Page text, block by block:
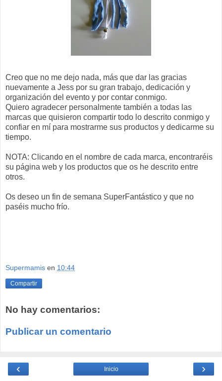
Creo que no me dejo nada, más que dar las gracias
nuevamente a Jess por su gran trabajo, dedicación y
organización del evento y por contar conmigo.
Quiero agradecer personalmente también a todas las
marcas que quisieron compartir todo lo descrito conmigo y
confiar en mí para mostrarme sus productos y dedicarme su
tiempo.
NOTA: Clicando en el nombre de cada marca, encontraréis
su página web y los productos que os he descrito entre
otros.
Os deseo un fin de semana SuperFantástico y que no
paséis mucho frío.
Supermamis en 10:44
Compartir
No hay comentarios:
Publicar un comentario
‹ ›
Inicio